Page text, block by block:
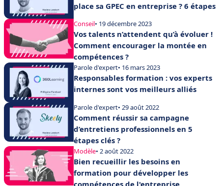
place sa GPEC en entreprise ? 6 étapes
Conseil• 19 décembre 2023
Vos talents n’attendent qu’à évoluer !
Comment encourager la montée en
compétences ?
Parole d'expert• 16 mars 2023
Responsables formation : vos experts
internes sont vos meilleurs alliés
Parole d'expert• 29 août 2022
Comment réussir sa campagne
d’entretiens professionnels en 5
étapes clés ?
Modèle• 2 août 2022
Bien recueillir les besoins en
formation pour développer les
compétences de l'entreprise